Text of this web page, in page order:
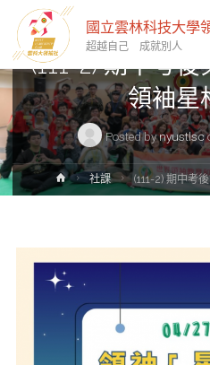
國立雲林科技大學
超越自己 成就別人
(111-2) 期中考
領袖
Posted bynyustlsc
社
Home社課 (111-2) 期中